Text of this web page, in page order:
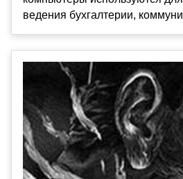
ведения бухгалтерии,